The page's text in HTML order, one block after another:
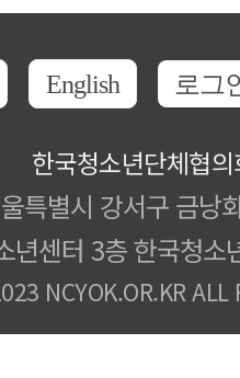
English 로그
한국청소년단체협
특별시 강서구 금낭
년센터 3층 한국청소
NCYOK.OR.KR ALL